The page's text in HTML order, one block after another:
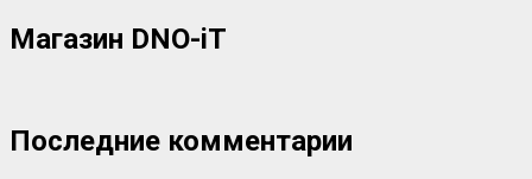
Магазин DNO-iT
Последние комментарии